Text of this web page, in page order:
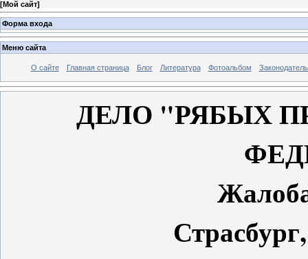
[Мой сайт]
Форма входа
Меню сайта
О сайте Главная страница Блог Литература Фотоальбом
ДЕЛО "РЯБЫХ